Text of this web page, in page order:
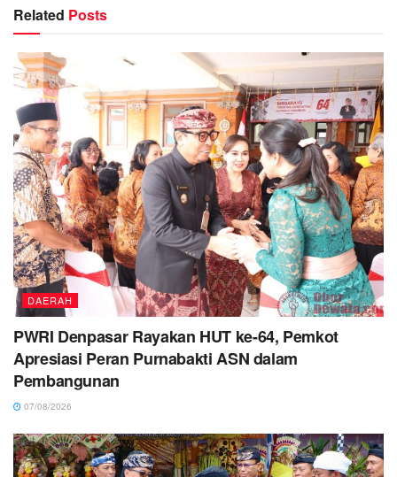
Related Posts
DAERAH
PWRI Denpasar Rayakan HUT ke-64, Pemkot
Apresiasi Peran Purnabakti ASN dalam
Pembangunan
07/08/2026